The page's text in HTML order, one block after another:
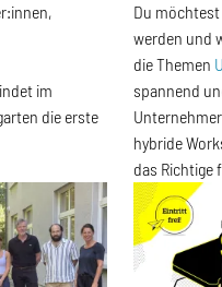
im
die erste
Du
werden und
die Themen
spannend
hybride
das Richtige